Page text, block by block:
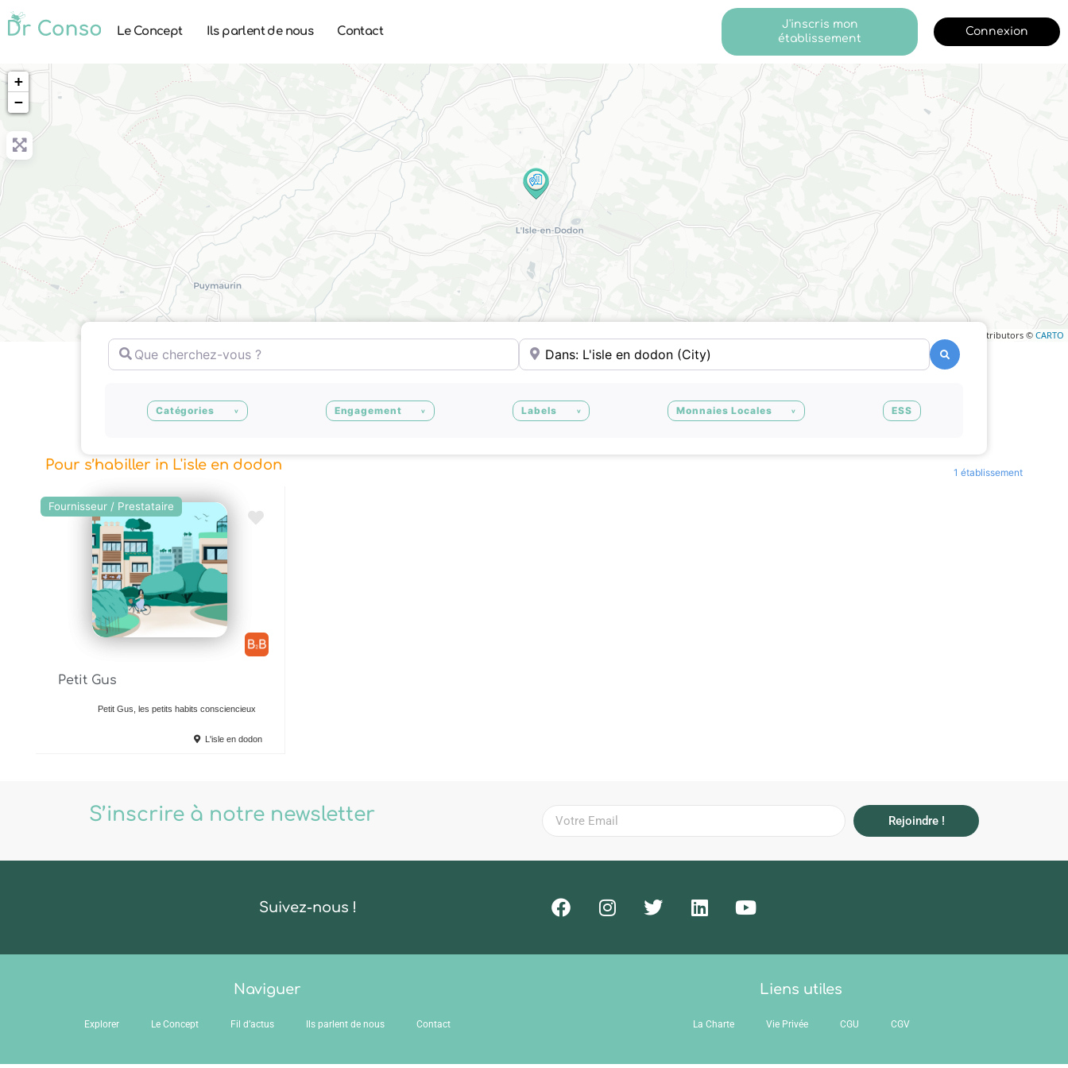
Le Concept Ils parlent de nous Contact
J'inscris mon
établissement
Connexion
+
−
contributors © CARTO
Que cherchez-vous ? Où ?
Catégories Engagement Labels Monnaies Locales ESS
Pour s’habiller in L'isle en dodon 1 établissement
Fournisseur / Prestataire
Petit Gus
Petit Gus, les petits habits consciencieux
L'isle en dodon
S’inscrire à notre newsletter Rejoindre !
Suivez-nous !
Naviguer
Explorer Le Concept Fil d’actus Ils parlent de nous Contact
Liens utiles
La Charte Vie Privée CGU CGV